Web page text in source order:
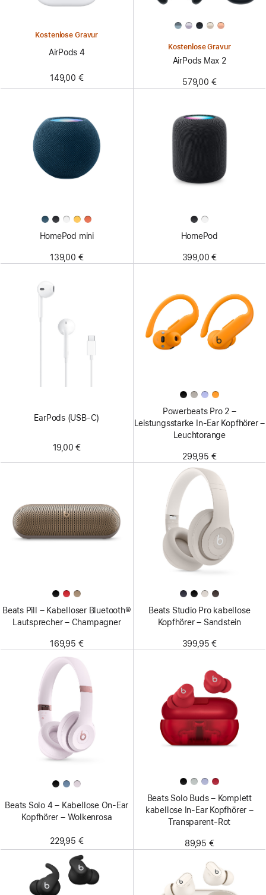
Kostenlose Gravur
AirPods 4
149,00 €
Kostenlose Gravur
AirPods Max 2
579,00 €
HomePod mini
139,00 €
HomePod
399,00 €
EarPods (USB-C)
19,00 €
Powerbeats Pro 2 –
Leistungsstarke In-Ear Kopfhörer –
Leuchtorange
299,95 €
Beats Pill – Kabelloser Bluetooth®
Lautsprecher – Champagner
169,95 €
Beats Studio Pro kabellose
Kopfhörer – Sandstein
399,95 €
Beats Solo 4 – Kabellose On‑Ear
Kopfhörer – Wolkenrosa
229,95 €
Beats Solo Buds – Komplett
kabellose In-Ear Kopfhörer –
Transparent-Rot
89,95 €